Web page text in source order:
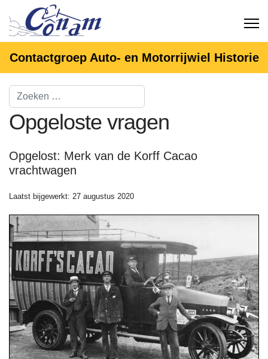
Contactgroep Auto- en Motorrijwiel Historie
Opgeloste vragen
Opgelost: Merk van de Korff Cacao
vrachtwagen
Laatst bijgewerkt: 27 augustus 2020